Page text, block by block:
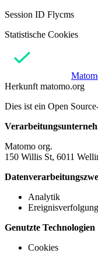
Session ID Flycms
Statistische Cookies
Herkunft matomo.org
Dies ist ein Open
Matomo org.
150 Willis St, 6011
Analytik
Ereignisverfolgung
Genutzte Technologien
Cookies